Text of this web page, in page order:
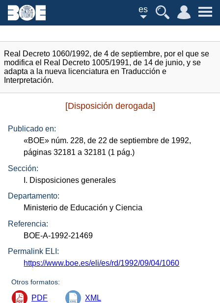
es
Real Decreto 1060/1992, de 4 de septiembre, por el que se
modifica el Real Decreto 1005/1991, de 14 de junio, y se
adapta a la nueva licenciatura en Traducción e
Interpretación.
[Disposición derogada]
Publicado en:
«BOE» núm. 228, de 22 de septiembre de 1992,
páginas 32181 a 32181 (1 pág.)
Sección:
I. Disposiciones generales
Departamento:
Ministerio de Educación y Ciencia
Referencia:
BOE-A-1992-21469
Permalink ELI:
https://www.boe.es/eli/es/rd/1992/09/04/1060
Otros formatos:
PDF XML